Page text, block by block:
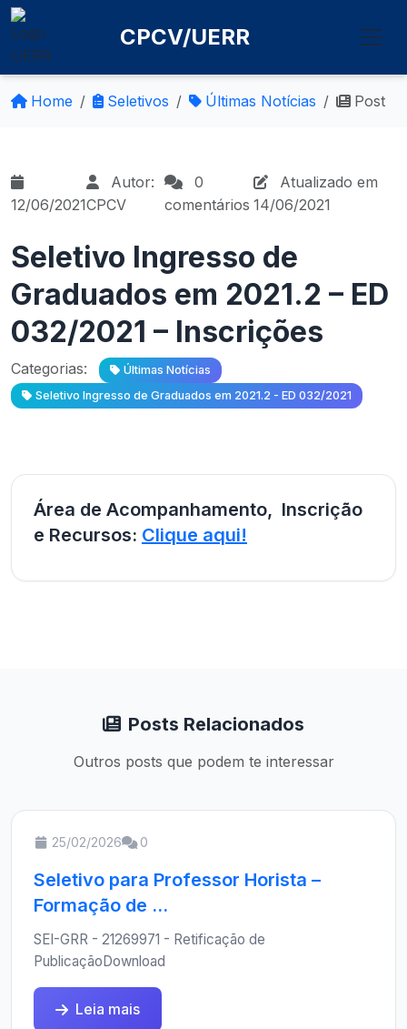
CPCV/UERR
Home Seletivos Últimas Notícias Post
12/06/2021
Autor:
CPCV
0
comentários
Atualizado em
14/06/2021
Seletivo Ingresso de
Graduados em 2021.2 – ED
032/2021 – Inscrições
Categorias:
Últimas Notícias
Seletivo Ingresso de Graduados em 2021.2 - ED 032/2021
Área de Acompanhamento, Inscrição
e Recursos: Clique aqui!
Posts Relacionados
Outros posts que podem te interessar
25/02/2026 0
Seletivo para Professor Horista –
Formação de ...
SEI-GRR - 21269971 - Retificação de
PublicaçãoDownload
Leia mais